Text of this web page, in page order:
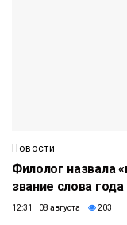
Новости
Филолог назвала
звание слова года
12:31 08 августа 203